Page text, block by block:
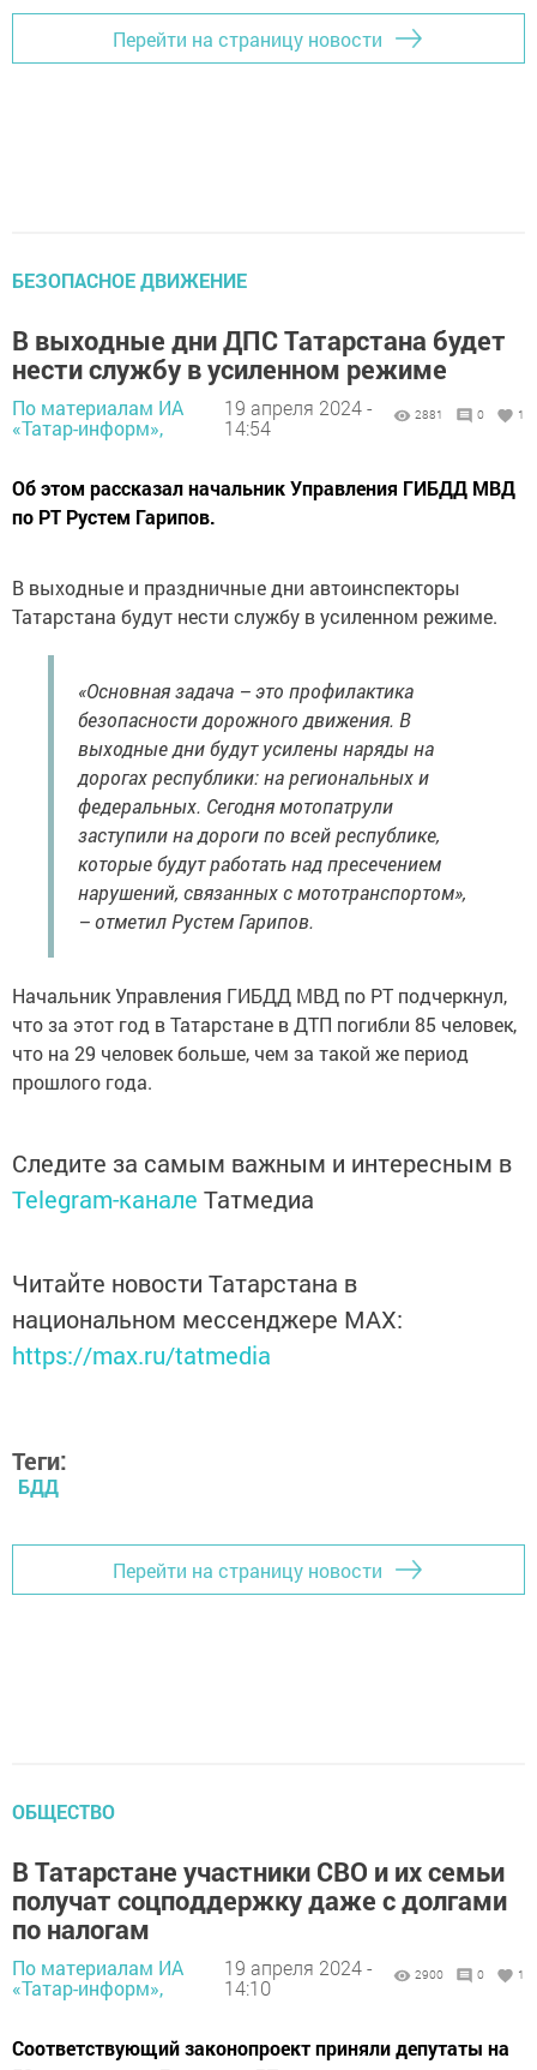
Перейти на страницу новости
БЕЗОПАСНОЕ ДВИЖЕНИЕ
В выходные дни ДПС Татарстана будет
нести службу в усиленном режиме
По материалам ИА
«Татар-информ»,
19 апреля 2024 -
14:54
2881 0 1
Об этом рассказал начальник Управления ГИБДД МВД
по РТ Рустем Гарипов.
В выходные и праздничные дни автоинспекторы
Татарстана будут нести службу в усиленном режиме.
«Основная задача – это профилактика
безопасности дорожного движения. В
выходные дни будут усилены наряды на
дорогах республики: на региональных и
федеральных. Сегодня мотопатрули
заступили на дороги по всей республике,
которые будут работать над пресечением
нарушений, связанных с мототранспортом»,
– отметил Рустем Гарипов.
Начальник Управления ГИБДД МВД по РТ подчеркнул,
что за этот год в Татарстане в ДТП погибли 85 человек,
что на 29 человек больше, чем за такой же период
прошлого года.
Следите за самым важным и интересным в
Telegram-канале Татмедиа
Читайте новости Татарстана в
национальном мессенджере MАХ:
https://max.ru/tatmedia
Теги:
БДД
Перейти на страницу новости
ОБЩЕСТВО
В Татарстане участники СВО и их семьи
получат соцподдержку даже с долгами
по налогам
По материалам ИА
«Татар-информ»,
19 апреля 2024 -
14:10
2900 0 1
Соответствующий законопроект приняли депутаты на